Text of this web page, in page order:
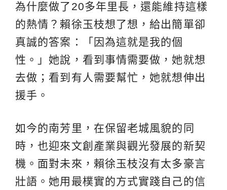
為什麼做了20多年里長，還能維持這樣
的熱情？賴徐玉枝想了想，給出簡單卻
真誠的答案：「因為這就是我的個
性。」她說，看到事情需要做，她就想
去做；看到有人需要幫忙，她就想伸出
援手。
如今的南芳里，在保留老城風貌的同
時，也迎來文創產業與觀光發展的新契
機。面對未來，賴徐玉枝沒有太多豪言
壯語。她用最樸實的方式實踐自己的信